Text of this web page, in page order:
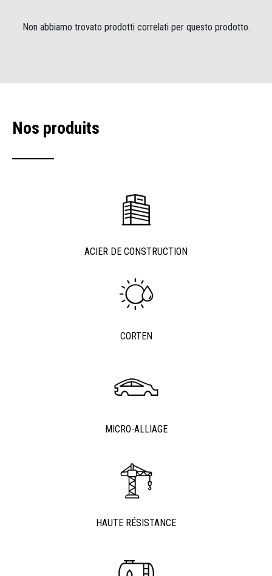
Non abbiamo trovato prodotti correlati per questo prodotto.
Nos produits
ACIER DE CONSTRUCTION
CORTEN
MICRO-ALLIAGE
HAUTE RÉSISTANCE